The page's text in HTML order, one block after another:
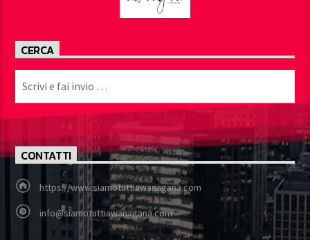
CERCA
CONTATTI
https://www.siamotuttiawanagana.com
info@siamotuttiawanagana.com